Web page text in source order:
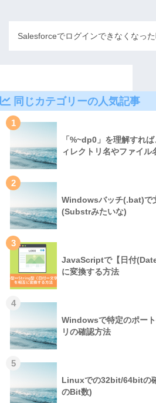
Salesforceでログインできなくなっ
同じカテゴリーの人気記事
1
「%~dp0」を理解すれ
ィレクトリ名やファイル
2
Windowsバッチ(.bat)で
(Substrみたいな)
3
JavaScriptで【日付
に変換する方法
4
Windowsで特定のポー
リの確認方法
5
Linuxでの32bit/64bitの
のBit数)